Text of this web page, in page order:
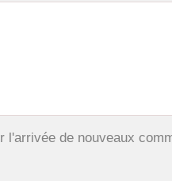
l'arrivée de nouveaux